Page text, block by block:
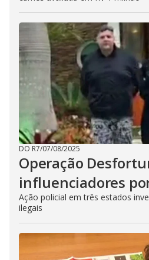
DO R7/07/08/2025
Operação
influenciadores
Ação policial em três estados
ilegais